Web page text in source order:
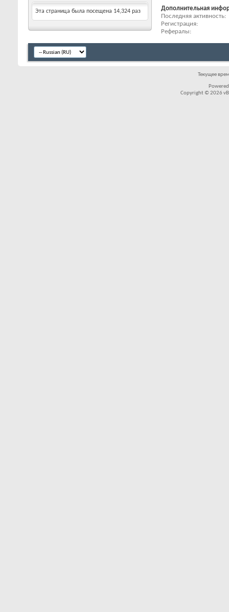
Эта страница была посещена 14,324 раз
Дополнительная
Последняя активность
Регистрация
Рефералы
Текущее
Copyright © 2026